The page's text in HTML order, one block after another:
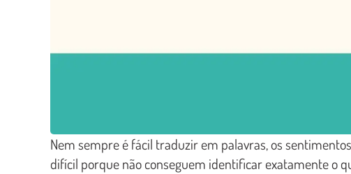
Nem sempre é fácil traduzir em palavras, os
difícil porque não conseguem identificar exatamente o